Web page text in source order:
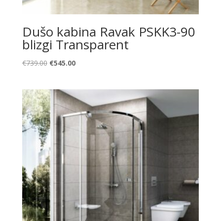
Dušo kabina Ravak PSKK3-90
blizgi Transparent
€739.00 Original
€739.00.
€545.00Current
€545.00.